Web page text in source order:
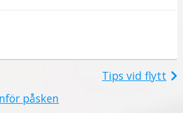
Tips vid flytt
påsken